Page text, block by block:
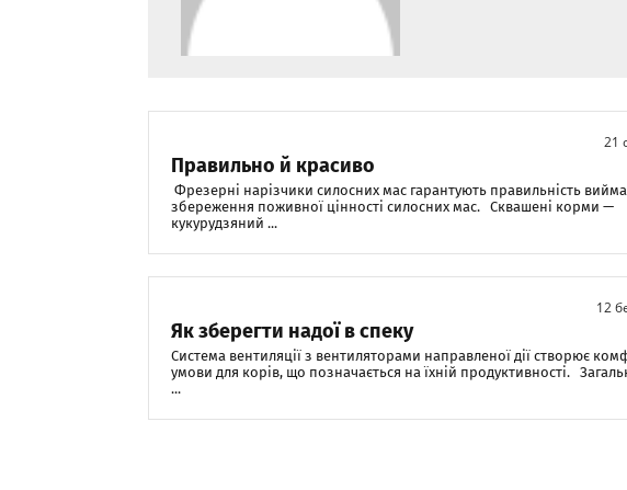
21
Правильно й красиво
Фрезерні нарізчики силосних мас гарантують правильність
збереження поживної цінності силосних мас. Сквашені корми —
кукурудзяний ...
12
Як зберегти надої в спеку
Система вентиляції з вентиляторами направленої дії створює
умови для корів, що позначається на їхній продуктивності.
...